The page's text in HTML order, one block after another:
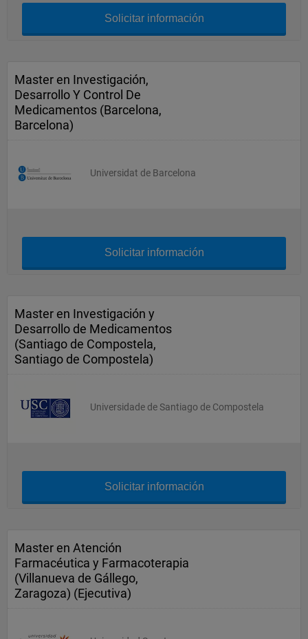
Solicitar información
Master en Investigación,
Desarrollo Y Control De
Medicamentos (Barcelona,
Barcelona)
Universidat de Barcelona
Solicitar información
Master en Investigación y
Desarrollo de Medicamentos
(Santiago de Compostela,
Santiago de Compostela)
Universidade de Santiago de Compostela
Solicitar información
Master en Atención
Farmacéutica y Farmacoterapia
(Villanueva de Gállego,
Zaragoza) (Ejecutiva)